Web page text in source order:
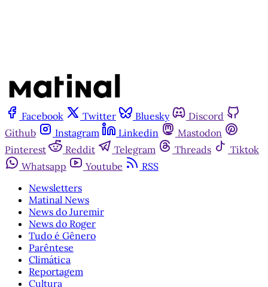
Facebook Twitter Bluesky
Discord
Github
Instagram Linkedin
Mastodon
Pinterest
Reddit Telegram Threads
Tiktok
Whatsapp
Youtube
RSS
Newsletters
Matinal News
News do Juremir
News do Roger
Tudo é Gênero
Parêntese
Climática
Reportagem
Cultura